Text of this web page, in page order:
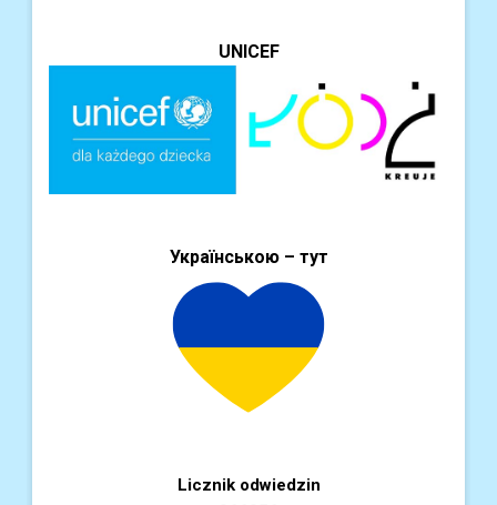
UNICEF
Українською – тут
Licznik odwiedzin